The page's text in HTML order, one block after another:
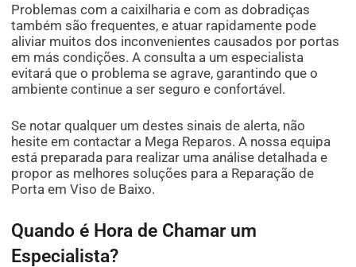
Problemas com a caixilharia e com as dobradiças
também são frequentes, e atuar rapidamente pode
aliviar muitos dos inconvenientes causados por portas
em más condições. A consulta a um especialista
evitará que o problema se agrave, garantindo que o
ambiente continue a ser seguro e confortável.
Se notar qualquer um destes sinais de alerta, não
hesite em contactar a Mega Reparos. A nossa equipa
está preparada para realizar uma análise detalhada e
propor as melhores soluções para a Reparação de
Porta em Viso de Baixo.
Quando é Hora de Chamar um
Especialista?